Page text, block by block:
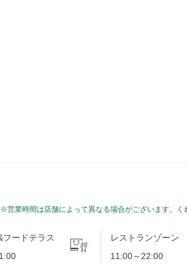
※営業時間は店舗によって異なる場合がございます。く
フードテラス
レストランゾーン
11:00～22:00